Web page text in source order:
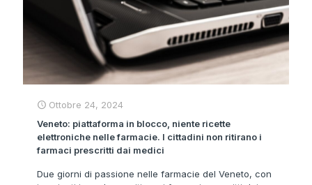
Ottobre 24, 2024
Veneto: piattaforma in blocco, niente ricette
elettroniche nelle farmacie. I cittadini non ritirano i
farmaci prescritti dai medici
Due giorni di passione nelle farmacie del Veneto, con